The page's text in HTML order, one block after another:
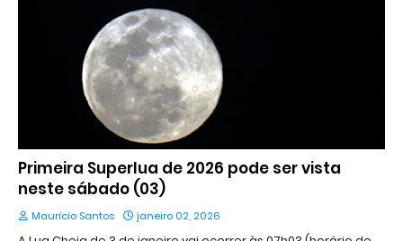
Primeira Superlua de 2026 pode ser vista
neste sábado (03)
Maurício Santos janeiro 02, 2026